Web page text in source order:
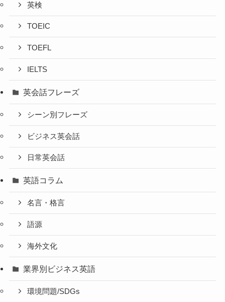
英検
TOEIC
TOEFL
IELTS
英会話フレーズ
シーン別フレーズ
ビジネス英会話
日常英会話
英語コラム
名言・格言
語源
海外文化
業界別ビジネス英語
環境問題/SDGs